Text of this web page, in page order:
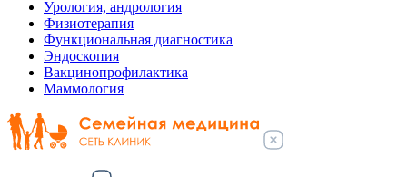
Урология, андрология
Физиотерапия
Функциональная диагностика
Эндоскопия
Вакцинопрофилактика
Маммология